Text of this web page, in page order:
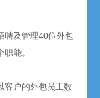
聘及管理40位外包
能。
客户的外包员工数